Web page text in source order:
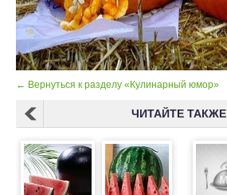
← Вернуться к разделу «Кулинарный юмор»
ЧИТАЙТЕ ТАКЖЕ